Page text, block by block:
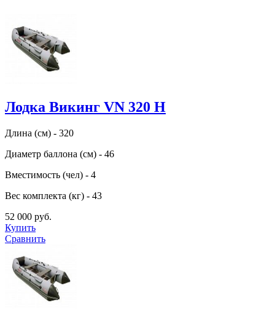
Лодка Викинг VN 320 H
Длина (см) - 320
Диаметр баллона (см) - 46
Вместимость (чел) - 4
Вес комплекта (кг) - 43
52 000 руб.
Купить
Сравнить